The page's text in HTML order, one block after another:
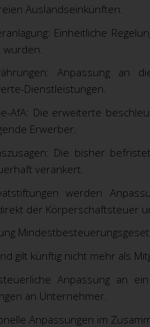
Auslandseinkünften.
Einheitliche
Anpassung an
Dienstleistungen.
AfA: Die erweiterte
Erwerber.
Die bisher
verankert.
werden
der Körperschaftsteuer
gilt künftig nicht mehr als
Anpassung an
an Unternehmer.
Anpassungen im